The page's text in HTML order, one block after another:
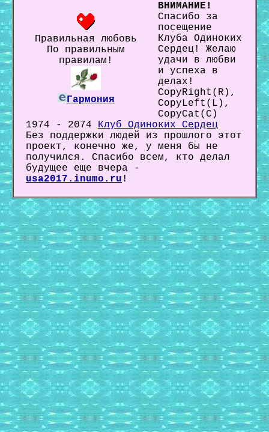
Правильная любовь
По правильным
правилам!
Гармония
ВНИМАНИЕ!
Спасибо за
посещение
Клуба Одиноких
Сердец! Желаю
удачи в любви
и успеха в
делах!
CopyRight(R),
CopyLeft(L),
CopyCat(C)
1974 - 2074 Клуб Одиноких Сердец
Без поддержки людей из прошлого этот
проект, конечно же, у меня бы не
получился. Спасибо всем, кто делал
будущее еще вчера -
usa2017.inumo.ru !